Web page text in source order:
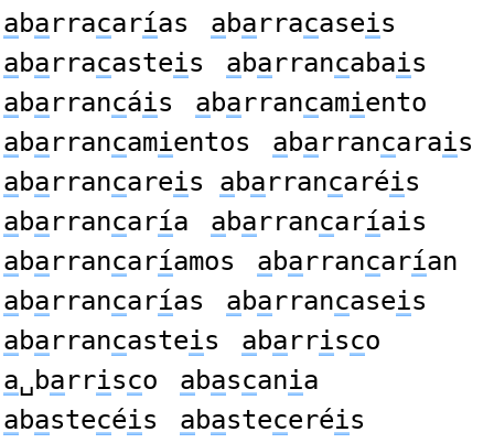
abarracarías abarracaseis
abarracasteis abarrancabais
abarrancáis abarrancamiento
abarrancamientos abarrancarais
abarrancareis abarrancaréis
abarrancaría abarrancaríais
abarrancaríamos abarrancarían
abarrancarías abarrancaseis
abarrancasteis abarrisco
a␣barrisco abascania
abastecéis abasteceréis